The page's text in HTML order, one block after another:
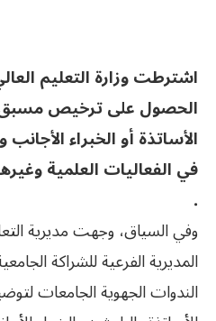
اشترطت وزارة التعليم
الحصول على ترخيص
الأساتذة أو الخبراء
في الفعاليات العلمية
.
وفي السياق، وجهت مديرية
المديرية الفرعية للشراكة
الندوات الجهوية الجامعات